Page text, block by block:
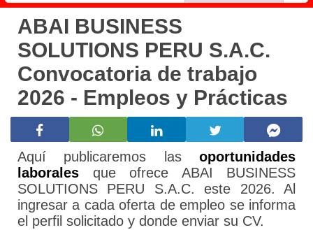
ABAI BUSINESS
SOLUTIONS PERU S.A.C.
Convocatoria de trabajo
2026 - Empleos y Prácticas
Aquí publicaremos las oportunidades
laborales que ofrece ABAI BUSINESS
SOLUTIONS PERU S.A.C. este 2026. Al
ingresar a cada oferta de empleo se informa
el perfil solicitado y donde enviar su CV.